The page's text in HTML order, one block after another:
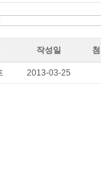
작성일
2013-03-25